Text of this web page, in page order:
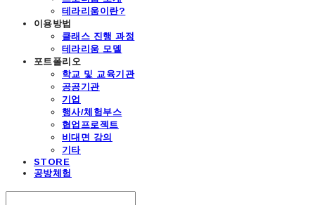
테라리움이란?
이용방법
클래스 진행 과정
테라리움 모델
포트폴리오
학교 및 교육기관
공공기관
기업
행사/체험부스
협업프로젝트
비대면 강의
기타
STORE
공방체험